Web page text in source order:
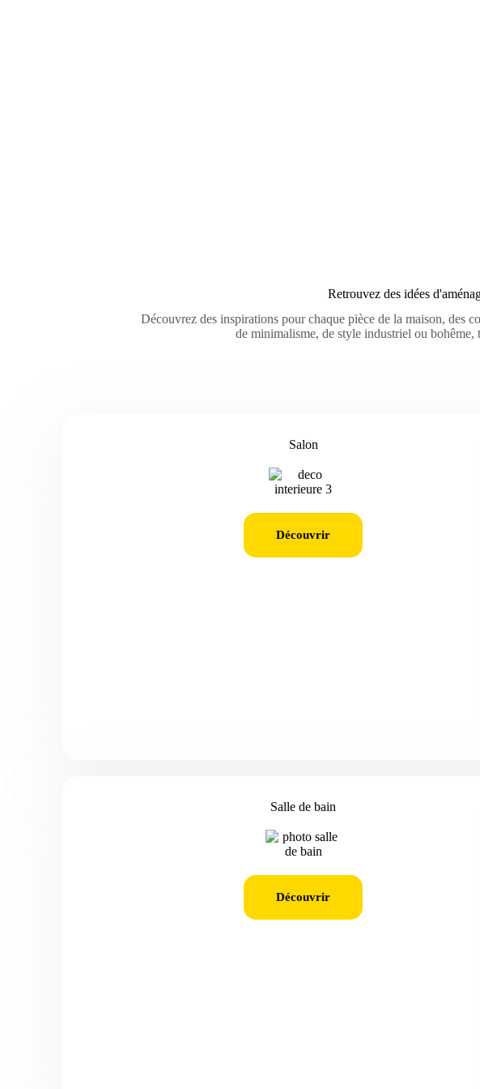
Retrouvez des idées
Découvrez des inspirations pour chaque pièce de la maison, des
de minimalisme, de style industriel ou bohême,
Salon
Découvrir
Salle de bain
Découvrir